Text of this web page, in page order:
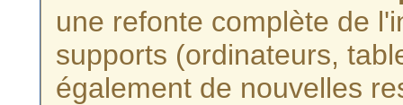
une refonte complète de
supports (ordinateurs,
également de nouvelles